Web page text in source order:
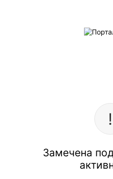
Замечена